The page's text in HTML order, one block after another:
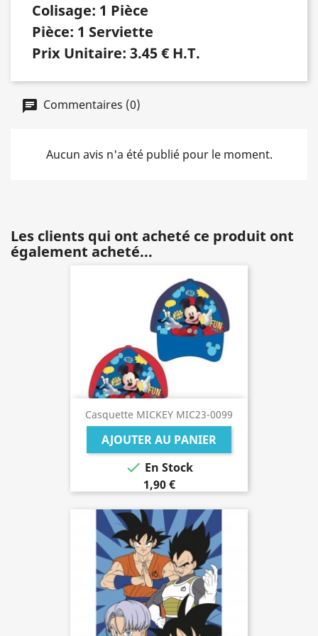
Colisage: 1 Pièce
Pièce: 1 Serviette
Prix Unitaire: 3.45 € H.T.
Commentaires (0)
Aucun avis n'a été publié pour le moment.
Les clients qui ont acheté ce produit ont
également acheté...
Casquette MICKEY MIC23-0099
AJOUTER AU PANIER
 En Stock
1,90 €